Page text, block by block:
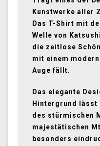
Kunstwerke aller
Das T-Shirt mit
Welle von
die zeitlose
mit einem
Auge fällt.
Das elegante
Hintergrund lässt
des stürmischen
majestätischen
besonders